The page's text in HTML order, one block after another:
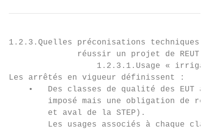
1.2.3.Quelles préconisations techniques
              réussir un projet de REUT
1.2.3.1.Usage «
Les arrêtés en vigueur définissent :
•   Des classes de qualité des EUT
imposé mais une obligation de
        et aval de la STEP).
Les usages associés à chaque